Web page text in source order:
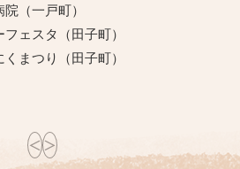
（一戸町）
ェスタ（田子町）
まつり（田子町）
＜＞